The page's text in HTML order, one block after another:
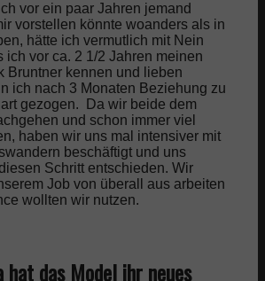
vor ein paar Jahren jemand
vorstellen könnte woanders als in
hätte ich vermutlich mit Nein
ich vor ca. 2 1/2 Jahren meinen
Bruntner kennen und lieben
ich nach 3 Monaten Beziehung zu
gezogen.
Da wir beide dem
und schon immer viel
haben wir uns mal intensiver mit
beschäftigt und uns
Schritt entschieden.Wir
Job von überall aus arbeiten
wollten wir nutzen.
das Model ihr neues